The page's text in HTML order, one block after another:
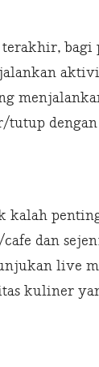
terakhir, bagi
tutup
kalah
dan
live
kuliner